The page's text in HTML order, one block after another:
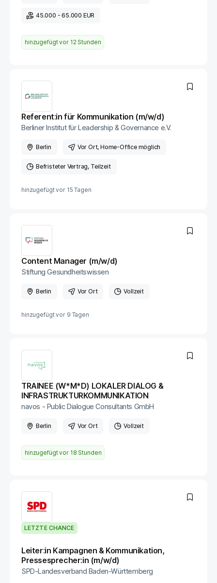
45.000 - 65.000 EUR
hinzugefügt vor 12 Stunden
Referent:in für Kommunikation (m/w/d)
Berliner Institut für Leadership & Governance e.V.
Berlin Vor Ort, Home-Office möglich
Befristeter Vertrag Teilzeit
hinzugefügt vor 15 Tagen
Content Manager (m/w/d)
Stiftung Gesundheitswissen
Berlin Vor Ort Vollzeit
hinzugefügt vor 9 Tagen
TRAINEE (W*M*D) LOKALER DIALOG &
INFRASTRUKTURKOMMUNIKATION
navos - Public Dialogue Consultants GmbH
Berlin Vor Ort Vollzeit
hinzugefügt vor 18 Stunden
LETZTE CHANCE
Leiter:in Kampagnen & Kommunikation,
Pressesprecher:in (m/w/d)
SPD-Landesverband Baden-Württemberg